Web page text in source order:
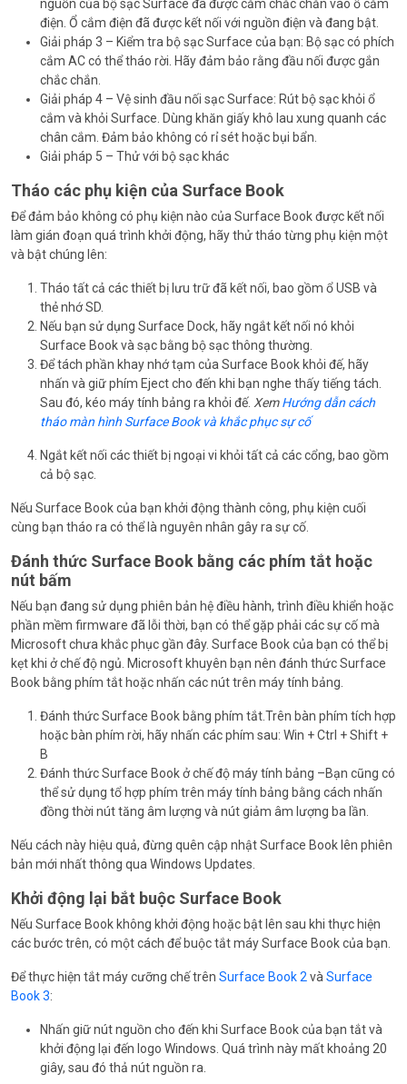
nguồn của bộ sạc Surface đã được cắm chắc chắn vào ổ cắm
điện. Ổ cắm điện đã được kết nối với nguồn điện và đang bật.
Giải pháp 3 – Kiểm tra bộ sạc Surface của bạn: Bộ sạc có phích
cắm AC có thể tháo rời. Hãy đảm bảo rằng đầu nối được gắn
chắc chắn.
Giải pháp 4 – Vệ sinh đầu nối sạc Surface: Rút bộ sạc khỏi ổ
cắm và khỏi Surface. Dùng khăn giấy khô lau xung quanh các
chân cắm. Đảm bảo không có rỉ sét hoặc bụi bẩn.
Giải pháp 5 – Thử với bộ sạc khác
Tháo các phụ kiện của Surface Book
Để đảm bảo không có phụ kiện nào của Surface Book được kết nối
làm gián đoạn quá trình khởi động, hãy thử tháo từng phụ kiện một
và bật chúng lên:
Tháo tất cả các thiết bị lưu trữ đã kết nối, bao gồm ổ USB và
thẻ nhớ SD.
Nếu bạn sử dụng Surface Dock, hãy ngắt kết nối nó khỏi
Surface Book và sạc bằng bộ sạc thông thường.
Để tách phần khay nhớ tạm của Surface Book khỏi đế, hãy
nhấn và giữ phím Eject cho đến khi bạn nghe thấy tiếng tách.
Sau đó, kéo máy tính bảng ra khỏi đế. XemHướng dẫn cách
tháo màn hình Surface Book và khắc phục sự cố
Ngắt kết nối các thiết bị ngoại vi khỏi tất cả các cổng, bao gồm
cả bộ sạc.
Nếu Surface Book của bạn khởi động thành công, phụ kiện cuối
cùng bạn tháo ra có thể là nguyên nhân gây ra sự cố.
Đánh thức Surface Book bằng các phím tắt hoặc
nút bấm
Nếu bạn đang sử dụng phiên bản hệ điều hành, trình điều khiển hoặc
phần mềm firmware đã lỗi thời, bạn có thể gặp phải các sự cố mà
Microsoft chưa khắc phục gần đây. Surface Book của bạn có thể bị
kẹt khi ở chế độ ngủ. Microsoft khuyên bạn nên đánh thức Surface
Book bằng phím tắt hoặc nhấn các nút trên máy tính bảng.
Đánh thức Surface Book bằng phím tắt.Trên bàn phím tích hợp
hoặc bàn phím rời, hãy nhấn các phím sau: Win + Ctrl + Shift +
B
Đánh thức Surface Book ở chế độ máy tính bảng –Bạn cũng có
thể sử dụng tổ hợp phím trên máy tính bảng bằng cách nhấn
đồng thời nút tăng âm lượng và nút giảm âm lượng ba lần.
Nếu cách này hiệu quả, đừng quên cập nhật Surface Book lên phiên
bản mới nhất thông qua Windows Updates.
Khởi động lại bắt buộc Surface Book
Nếu Surface Book không khởi động hoặc bật lên sau khi thực hiện
các bước trên, có một cách để buộc tắt máy Surface Book của bạn.
Để thực hiện tắt máy cưỡng chế trên Surface Book 2 và Surface
Book 3:
Nhấn giữ nút nguồn cho đến khi Surface Book của bạn tắt và
khởi động lại đến logo Windows. Quá trình này mất khoảng 20
giây, sau đó thả nút nguồn ra.